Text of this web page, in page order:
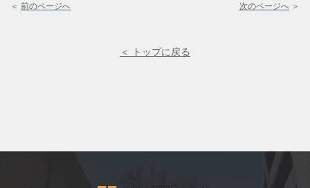
＜ 前のページへ 次のページへ ＞
＜ トップに戻る